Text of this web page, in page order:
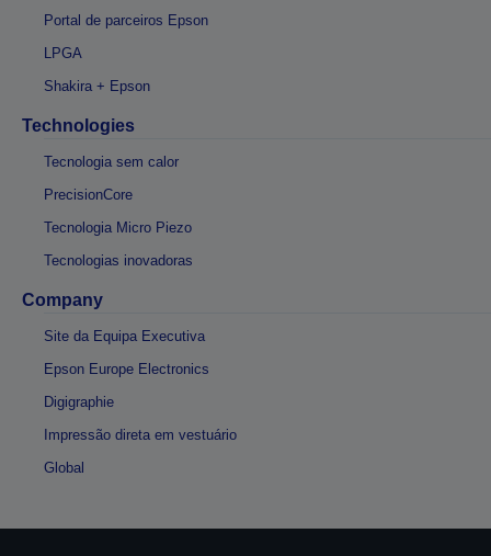
Portal de parceiros Epson
LPGA
Shakira + Epson
Technologies
Tecnologia sem calor
PrecisionCore
Tecnologia Micro Piezo
Tecnologias inovadoras
Company
Site da Equipa Executiva
Epson Europe Electronics
Digigraphie
Impressão direta em vestuário
Global